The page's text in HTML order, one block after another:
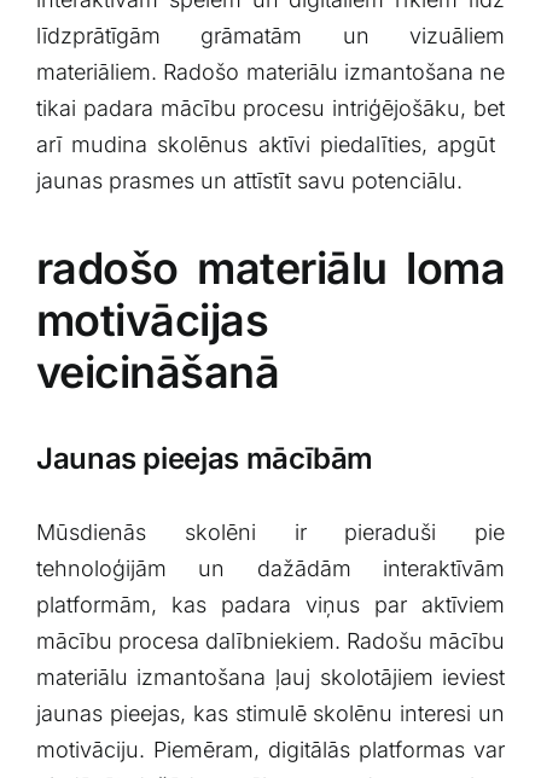
līdzprātīgām grāmatām un vizuāliem
materiāliem. ⁢Radošo materiālu izmantošana​ ne
tikai padara mācību ‌procesu intriģējošāku, ⁤bet
arī mudina skolēnus aktīvi piedalīties, apgūt ​
jaunas ⁢prasmes un attīstīt ​savu potenciālu.
radošo materiālu loma
motivācijas
veicināšanā
Jaunas pieejas mācībām
Mūsdienās skolēni ir pieraduši‍ pie
tehnoloģijām un‌ dažādām interaktīvām
platformām, kas padara viņus par aktīviem
mācību procesa dalībniekiem. ⁣Radošu mācību
materiālu izmantošana ļauj skolotājiem⁤ ieviest
jaunas pieejas, kas stimulē‍ skolēnu interesi un
motivāciju. Piemēram, digitālās platformas ⁢var